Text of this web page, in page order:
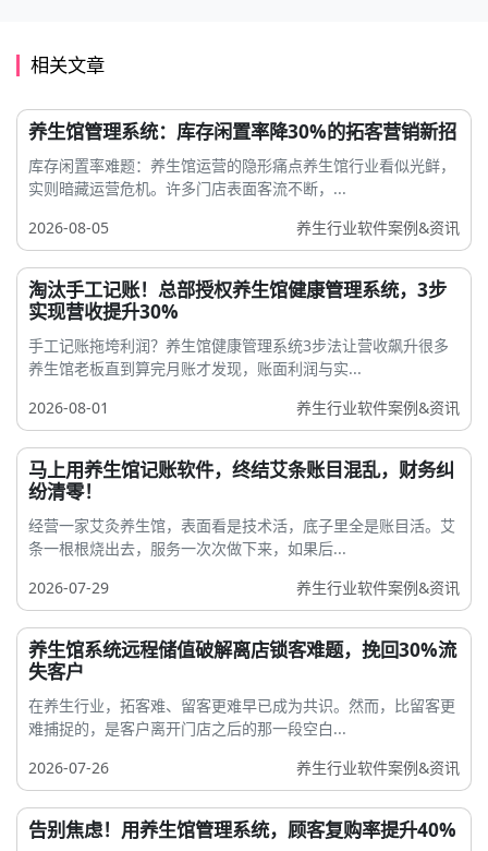
相关文章
养生馆管理系统：库存闲置率降30%的拓客营销新招
库存闲置率难题：养生馆运营的隐形痛点养生馆行业看似光鲜，
实则暗藏运营危机。许多门店表面客流不断，...
2026-08-05
养生行业软件案例&资讯
淘汰手工记账！总部授权养生馆健康管理系统，3步
实现营收提升30%
手工记账拖垮利润？养生馆健康管理系统3步法让营收飙升很多
养生馆老板直到算完月账才发现，账面利润与实...
2026-08-01
养生行业软件案例&资讯
马上用养生馆记账软件，终结艾条账目混乱，财务纠
纷清零！
经营一家艾灸养生馆，表面看是技术活，底子里全是账目活。艾
条一根根烧出去，服务一次次做下来，如果后...
2026-07-29
养生行业软件案例&资讯
养生馆系统远程储值破解离店锁客难题，挽回30%流
失客户
在养生行业，拓客难、留客更难早已成为共识。然而，比留客更
难捕捉的，是客户离开门店之后的那一段空白...
2026-07-26
养生行业软件案例&资讯
告别焦虑！用养生馆管理系统，顾客复购率提升40%